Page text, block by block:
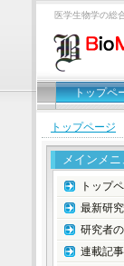
医学生物学の総
トップペ
トップページ
メインメニ
トップ
最新研
研究者
連載記事